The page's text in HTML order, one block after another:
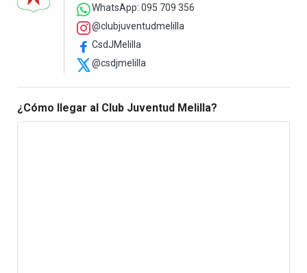
WhatsApp: 095 709 356
@clubjuventudmelilla
CsdJMelilla
@csdjmelilla
¿Cómo llegar al Club Juventud Melilla?